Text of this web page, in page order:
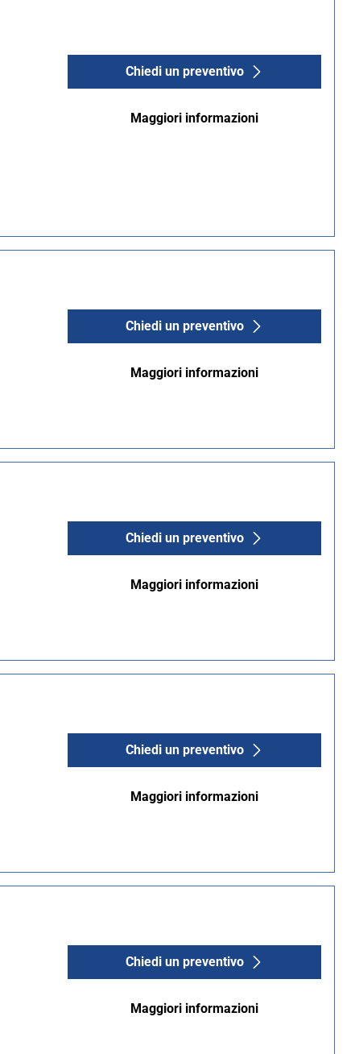
Chiedi un preventivo
Maggiori informazioni
Chiedi un preventivo
Maggiori informazioni
Chiedi un preventivo
Maggiori informazioni
Chiedi un preventivo
Maggiori informazioni
Chiedi un preventivo
Maggiori informazioni